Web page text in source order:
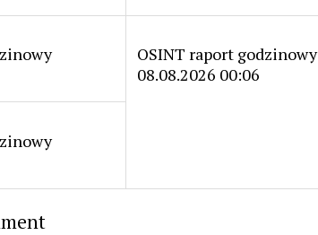
OSINT raport godzinowy
08.08.2026 00:06